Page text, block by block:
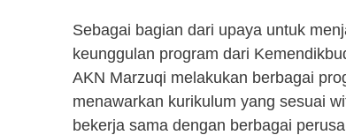
Sebagai bagian dari upaya untuk
keunggulan program dari
AKN Marzuqi melakukan berbagai
menawarkan kurikulum yang sesuai
bekerja sama dengan berbagai